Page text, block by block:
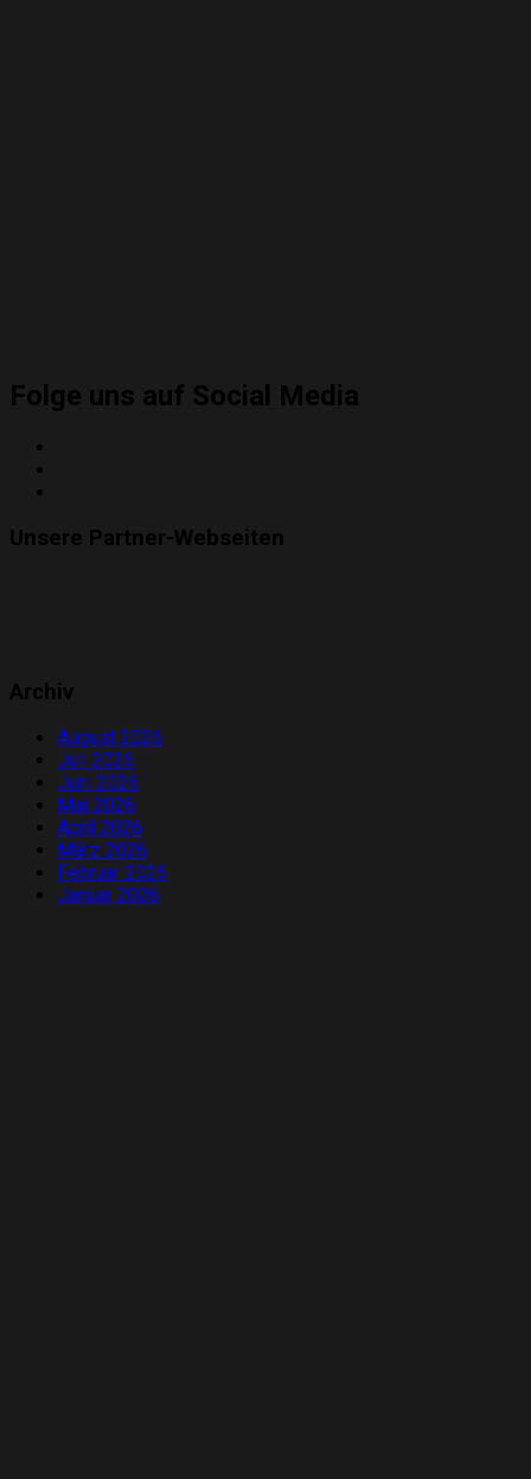
Folge uns auf Social Media
Unsere Partner-Webseiten
Archiv
August 2026
Juli 2026
Juni 2026
Mai 2026
April 2026
März 2026
Februar 2026
Januar 2026